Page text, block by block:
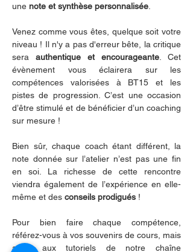
une note et synthèse personnalisée
Venez comme vous êtes, quelque soit votre
niveau ! Il n'y a pas d'erreur bête, la critique
sera authentique et encourageante . Cet
évènement vous éclairera sur les
compétences valorisées à BT15 et les
pistes de progression. C’est une occasion
d’être stimulé et de bénéficier d’un coaching
sur mesure !
Bien sûr, chaque coach étant différent, la
note donnée sur l’atelier n’est pas une fin
en soi. La richesse de cette rencontre
viendra également de l’expérience en elle-
même et des conseils prodigués !
Pour bien faire chaque compétence,
référez-vous à vos souvenirs de cours, mais